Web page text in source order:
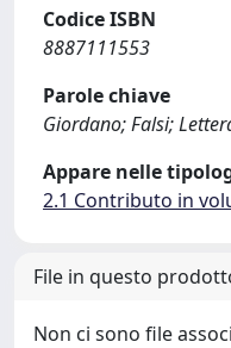
Codice ISBN
8887111553
Parole chiave
Giordano; Falsi;
Appare nelle
2.1 Contributo in
File in questo
Non ci sono file